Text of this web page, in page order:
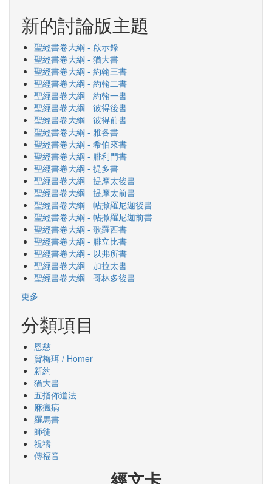
新的討論版主題
聖經書卷大綱 - 啟示錄
聖經書卷大綱 - 猶大書
聖經書卷大綱 - 約翰三書
聖經書卷大綱 - 約翰二書
聖經書卷大綱 - 約翰一書
聖經書卷大綱 - 彼得後書
聖經書卷大綱 - 彼得前書
聖經書卷大綱 - 雅各書
聖經書卷大綱 - 希伯來書
聖經書卷大綱 - 腓利門書
聖經書卷大綱 - 提多書
聖經書卷大綱 - 提摩太後書
聖經書卷大綱 - 提摩太前書
聖經書卷大綱 - 帖撒羅尼迦後書
聖經書卷大綱 - 帖撒羅尼迦前書
聖經書卷大綱 - 歌羅西書
聖經書卷大綱 - 腓立比書
聖經書卷大綱 - 以弗所書
聖經書卷大綱 - 加拉太書
聖經書卷大綱 - 哥林多後書
更多
分類項目
恩慈
賀梅珥 / Homer
新約
猶大書
五指佈道法
麻瘋病
羅馬書
師徒
祝禱
傳福音